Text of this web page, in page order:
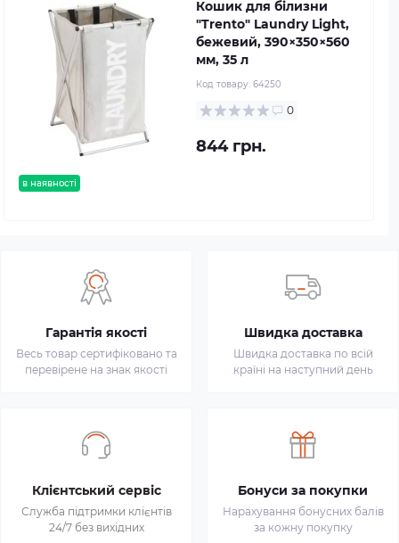
в наявності
Кошик для білизни
"Trento" Laundry Light,
бежевий, 390×350×560
мм, 35 л
Код товару: 64250
0
844 грн.
Гарантія якості
Весь товар сертифіковано та
перевірене на знак якості
Швидка доставка
Швидка доставка по всій
країні на наступний день
Клієнтський сервіс
Служба підтримки клієнтів
24/7 без вихідних
Бонуси за покупки
Нарахування бонусних балів
за кожну покупку